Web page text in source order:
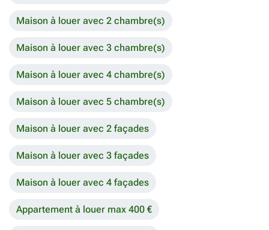
Maison à louer avec 2 chambre(s)
Maison à louer avec 3 chambre(s)
Maison à louer avec 4 chambre(s)
Maison à louer avec 5 chambre(s)
Maison à louer avec 2 façades
Maison à louer avec 3 façades
Maison à louer avec 4 façades
Appartement à louer max 400 €